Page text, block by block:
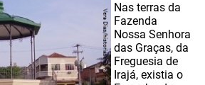
Nas terras da
Fazenda
Nossa Senhora
das Graças, da
Freguesia de
Irajá, existia o